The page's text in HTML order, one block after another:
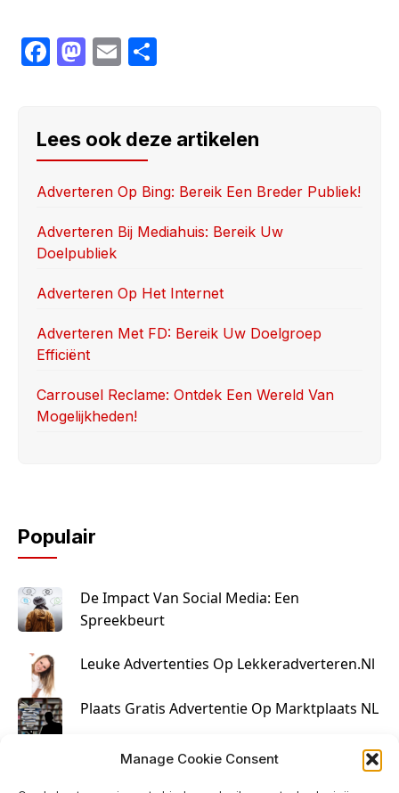
Manage Cookie Consent
F
e
b
o
o
k
M
o
d
o
n
E
e
Lees ook deze artikelen
Adverteren Op Bing: Bereik Een Breder Publiek!
Adverteren Bij Mediahuis: Bereik Uw
Doelpubliek
Adverteren Op Het Internet
Adverteren Met FD: Bereik Uw Doelgroep
Efficiënt
Carrousel Reclame: Ontdek Een Wereld Van
Mogelijkheden!
Populair
De Impact Van Social Media: Een
Spreekbeurt
Leuke Advertenties Op Lekkeradverteren.nl
Plaats Gratis Advertentie Op Marktplaats NL
Kruisbestuiving Voor Succesvolle Marketing